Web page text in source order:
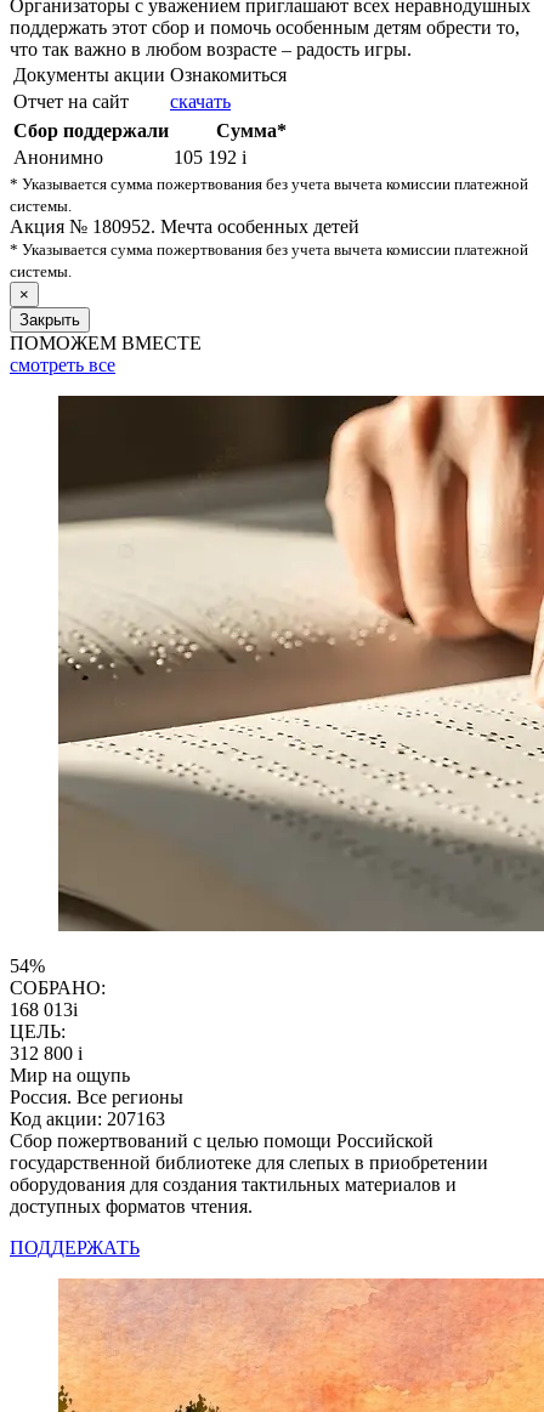
Организаторы с уважением приглашают всех неравнодушных
поддержать этот сбор и помочь особенным детям обрести то,
что так важно в любом возрасте – радость игры.
Документы акции Ознакомиться
Отчет на сайт
скачать
Сбор поддержали
Сумма*
Анонимно
105 192 i
* Указывается сумма пожертвования без учета вычета комиссии платежной
системы.
Акция № 180952. Мечта особенных детей
* Указывается сумма пожертвования без учета вычета комиссии платежной
системы.
×
Закрыть
ПОМОЖЕМ ВМЕСТЕ
смотреть все
54%
СОБРАНО:
168 013i
ЦЕЛЬ:
312 800 i
Мир на ощупь
Россия. Все регионы
Код акции: 207163
Сбор пожертвований с целью помощи Российской
государственной библиотеке для слепых в приобретении
оборудования для создания тактильных материалов и
доступных форматов чтения.
ПОДДЕРЖАТЬ